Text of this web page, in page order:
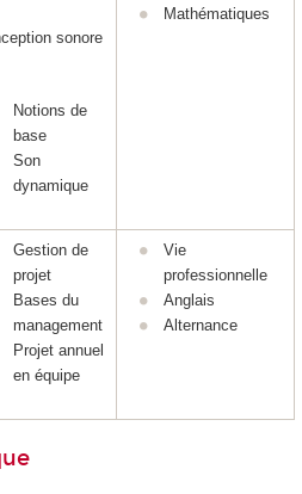
sonore
Notions de
base
Son
dynamique
Mathématiques
Gestion de
projet
Bases du
management
Projet annuel
en équipe
Vie
professionnelle
Anglais
Alternance